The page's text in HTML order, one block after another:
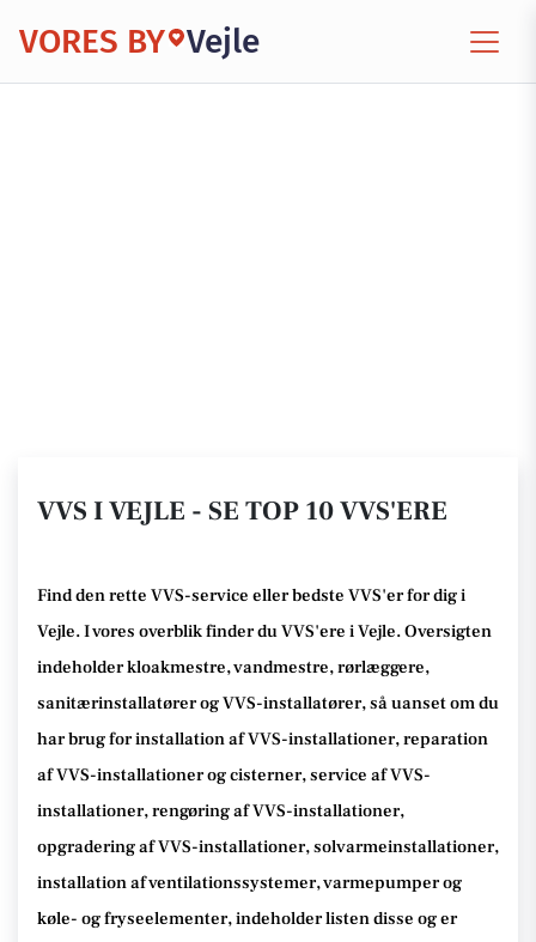
VORES BY Vejle
VVS I VEJLE - SE TOP 10 VVS'ERE
Find den rette VVS-service eller bedste VVS'er for dig i
Vejle. I vores overblik finder du VVS'ere i Vejle. Oversigten
indeholder kloakmestre, vandmestre, rørlæggere,
sanitærinstallatører og VVS-installatører, så uanset om du
har brug for installation af VVS-installationer, reparation
af VVS-installationer og cisterner, service af VVS-
installationer, rengøring af VVS-installationer,
opgradering af VVS-installationer, solvarmeinstallationer,
installation af ventilationssystemer, varmepumper og
køle- og fryseelementer, indeholder listen disse og er